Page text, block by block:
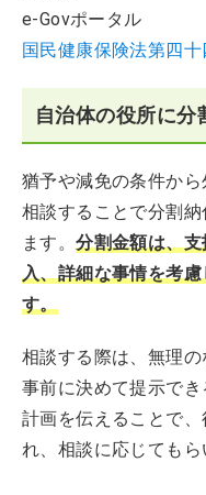
e-Govポータル
国民健康保険法第四十
自治体の役所に分
猶予や減免の条件か
相談することで分割
ます。分割金額は、
入、詳細な事情を考
す。
相談する際は、無理
事前に決めて提示で
計画を伝えることで
れ、相談に応じてもら